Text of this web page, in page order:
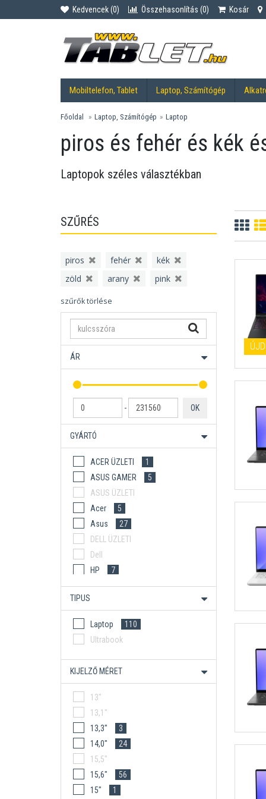
Kedvencek (0) Összehasonlítás (0) Kosár
Mobiltelefon, Tablet Laptop, Számítógép
Főoldal Laptop, Számítógép Laptop
piros és fehér és kék
Laptopok széles választékban
SZŰRÉS
piros fehér
kék
zöld
arany pink
szűrők törlése
ÁR
- OK
GYÁRTÓ
ACER ÜZLETI
1
ASUS GAMER
5
ASUS ÜZLETI
Acer
5
Asus
27
DELL ÜZLETI
Dell
HP
7
HP ÜZLETI
Lenovo Gamer
MSI
TIPUS
Laptop
110
Ultrabook
KIJELZŐ MÉRET
13"
13,1"
13,3"
3
14,0"
24
15,5"
15,6"
56
15"
1